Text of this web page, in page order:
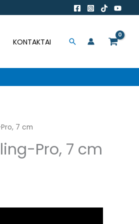
KONTAKTAI Paieška
7 cm
Pro, 7 cm